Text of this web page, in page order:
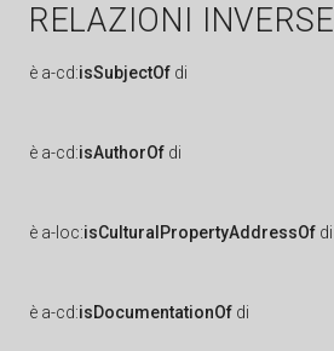
RELAZIONI INVERSE
è a-cd:isSubjectOf di
è a-cd:isAuthorOf di
è a-loc:isCulturalPropertyAddressOf di
è a-cd:isDocumentationOf di